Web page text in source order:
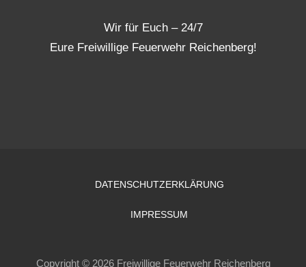
Wir für Euch – 24/7
Eure Freiwillige Feuerwehr Reichenberg!
DATENSCHUTZERKLÄRUNG
IMPRESSUM
Copyright © 2026 Freiwillige Feuerwehr Reichenberg